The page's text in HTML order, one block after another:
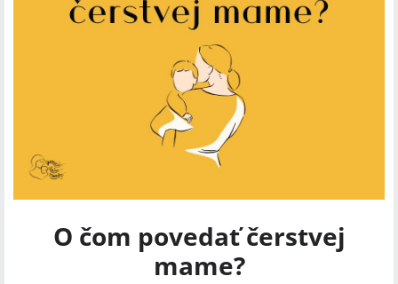
O čom povedať čerstvej
mame?